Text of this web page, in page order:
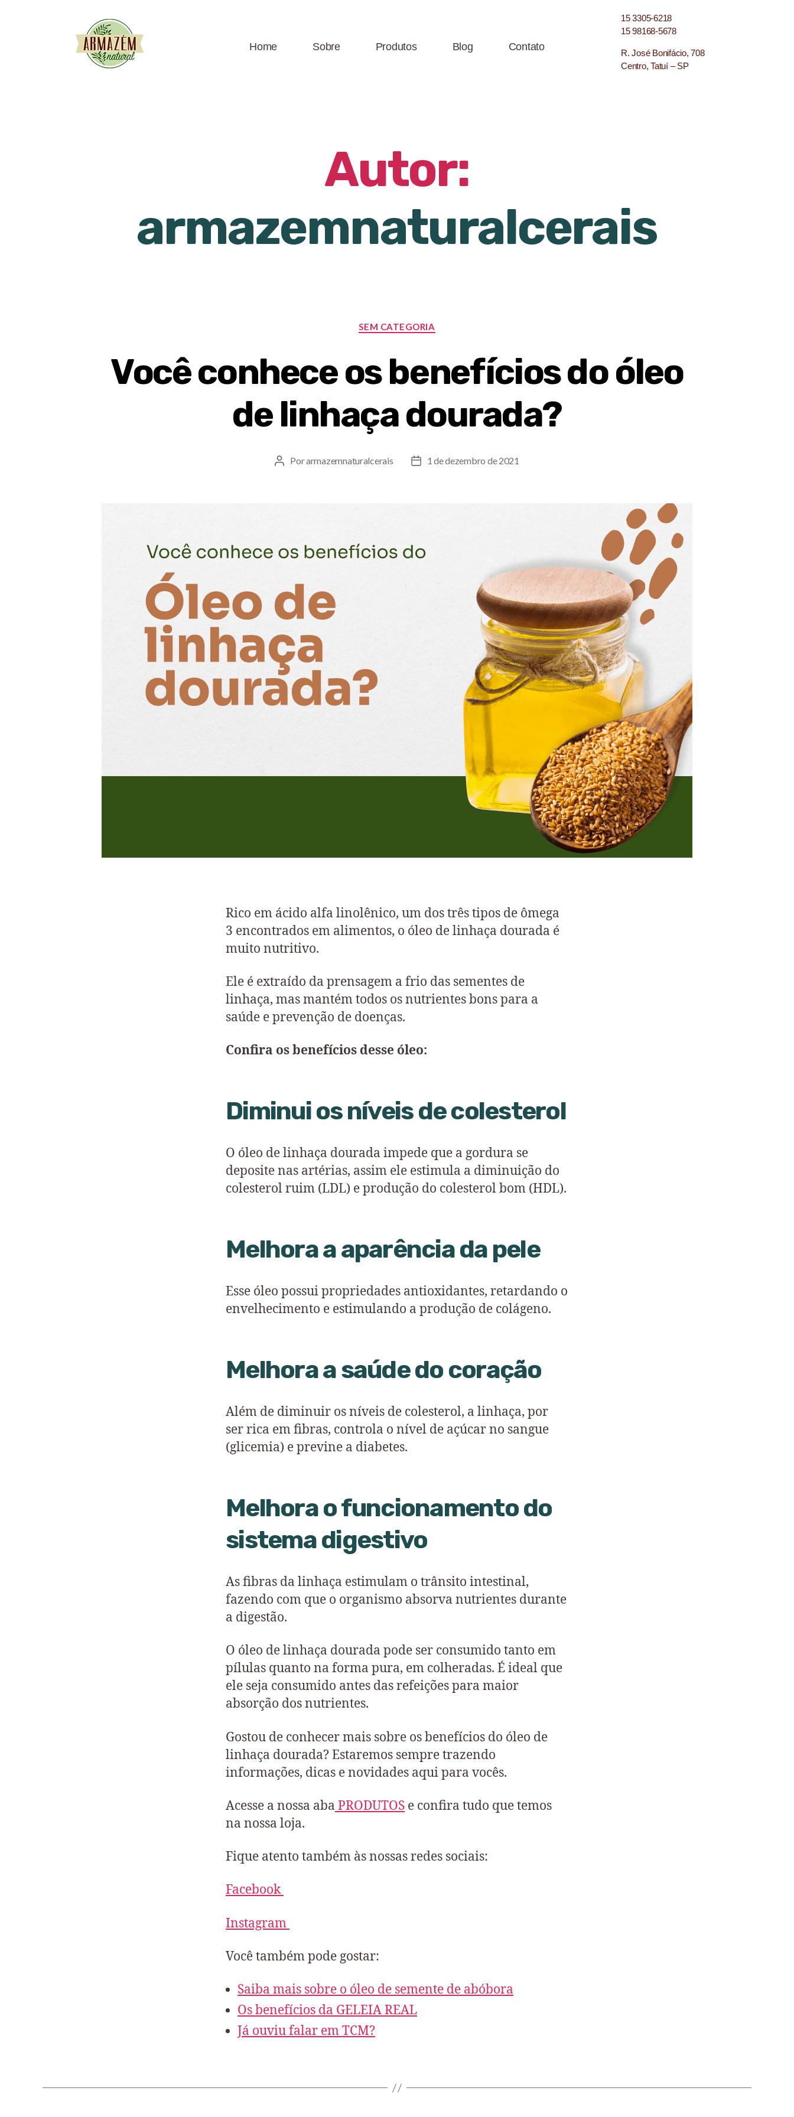
Home Sobre Produtos Blog Contato
15 3305-6218
15 98168-5678
R. José Bonifácio, 708
Centro, Tatuí – SP
Autor:
armazemnaturalcerais
SEM CATEGORIA
Você conhece os benefícios do óleo
de linhaça dourada?
Porarmazemnaturalcerais 1 de dezembro de 2021
Rico em ácido alfa linolênico, um dos três tipos de ômega
3 encontrados em alimentos, o óleo de linhaça dourada é
muito nutritivo.
Ele é extraído da prensagem a frio das sementes de
linhaça, mas mantém todos os nutrientes bons para a
saúde e prevenção de doenças.
Confira os benefícios desse óleo:
Diminui os níveis de colesterol
O óleo de linhaça dourada impede que a gordura se
deposite nas artérias, assim ele estimula a diminuição do
colesterol ruim (LDL) e produção do colesterol bom (HDL).
Melhora a aparência da pele
Esse óleo possui propriedades antioxidantes, retardando o
envelhecimento e estimulando a produção de colágeno.
Melhora a saúde do coração
Além de diminuir os níveis de colesterol, a linhaça, por
ser rica em fibras, controla o nível de açúcar no sangue
(glicemia) e previne a diabetes.
Melhora o funcionamento do
sistema digestivo
As fibras da linhaça estimulam o trânsito intestinal,
fazendo com que o organismo absorva nutrientes durante
a digestão.
O óleo de linhaça dourada pode ser consumido tanto em
pílulas quanto na forma pura, em colheradas. É ideal que
ele seja consumido antes das refeições para maior
absorção dos nutrientes.
Gostou de conhecer mais sobre os benefícios do óleo de
linhaça dourada? Estaremos sempre trazendo
informações, dicas e novidades aqui para vocês.
Acesse a nossa aba PRODUTOS e confira tudo que temos
na nossa loja.
Fique atento também às nossas redes sociais:
Facebook
Instagram
Você também pode gostar:
Saiba mais sobre o óleo de semente de abóbora
Os benefícios da GELEIA REAL
Já ouviu falar em TCM?